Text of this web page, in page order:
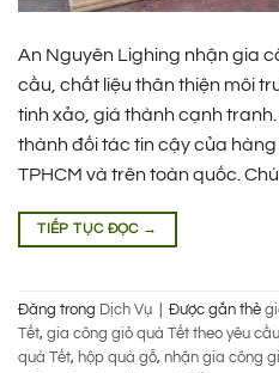
An Nguyên Lighing nhận gia
cầu, chất liệu thân thiện môi
tinh xảo, giá thành cạnh
thành đối tác tin cậy của
TPHCM và trên toàn quốc.
TIẾP TỤC ĐỌC →
Đăng trong Dịch Vụ Được gắn thẻ
Tết, gia công giỏ quà Tết theo yêu cầu
quà Tết, hộp quà gỗ, nhận gia công